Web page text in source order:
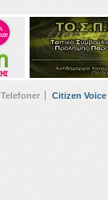
Telefoner Citizen Voice